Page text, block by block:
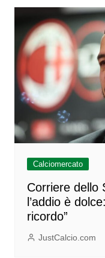
Calciomercato
Corriere dello
l’addio è
ricordo”
JustCalcio.com